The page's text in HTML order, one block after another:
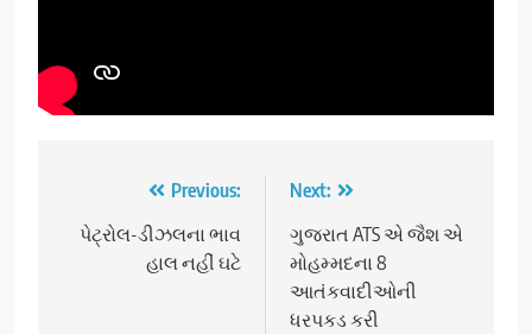
navigation
Previous:
પેટ્રોલ-ડીઝલના ભાવ
હાલ નહીં ઘટે
Next:
ગુજરાત ATS એ જૈશ એ
મોહમ્મદના 8
આતંકવાદીઓની
ધરપકડ કરી